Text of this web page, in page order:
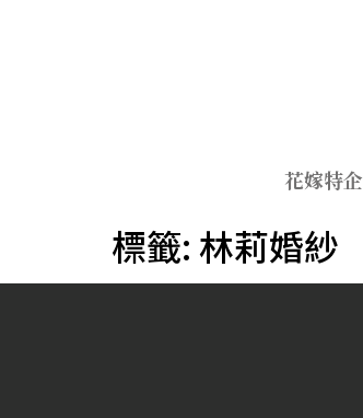
花嫁特企
標籤:林莉婚紗